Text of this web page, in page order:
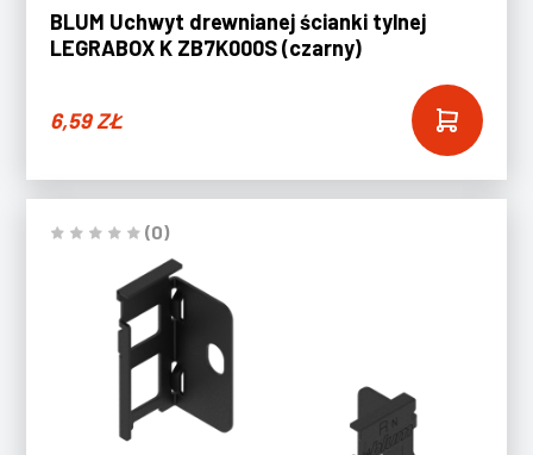
BLUM Uchwyt drewnianej ścianki tylnej
LEGRABOX K ZB7K000S (czarny)
6,59ZŁ
(0)